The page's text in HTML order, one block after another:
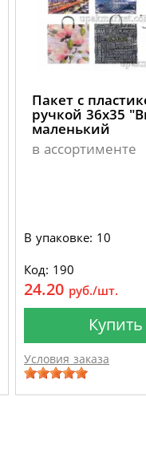
Пакет с
ручкой 36х35
маленький
в ассортименте
В упаковке: 10
Код: 190
24.20 руб./шт.
Купить
Условия заказа